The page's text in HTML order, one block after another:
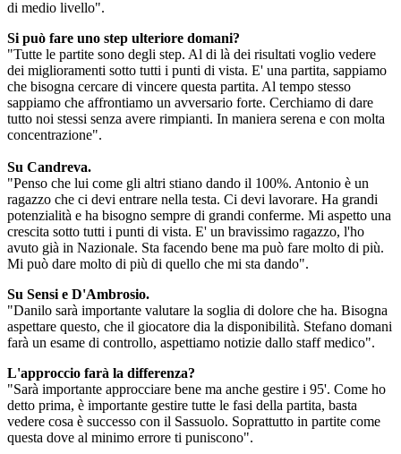
di medio livello".
Si può fare uno step ulteriore domani?
"Tutte le partite sono degli step. Al di là dei risultati voglio vedere
dei miglioramenti sotto tutti i punti di vista. E' una partita, sappiamo
che bisogna cercare di vincere questa partita. Al tempo stesso
sappiamo che affrontiamo un avversario forte. Cerchiamo di dare
tutto noi stessi senza avere rimpianti. In maniera serena e con molta
concentrazione".
Su Candreva.
"Penso che lui come gli altri stiano dando il 100%. Antonio è un
ragazzo che ci devi entrare nella testa. Ci devi lavorare. Ha grandi
potenzialità e ha bisogno sempre di grandi conferme. Mi aspetto una
crescita sotto tutti i punti di vista. E' un bravissimo ragazzo, l'ho
avuto già in Nazionale. Sta facendo bene ma può fare molto di più.
Mi può dare molto di più di quello che mi sta dando".
Su Sensi e D'Ambrosio.
"Danilo sarà importante valutare la soglia di dolore che ha. Bisogna
aspettare questo, che il giocatore dia la disponibilità. Stefano domani
farà un esame di controllo, aspettiamo notizie dallo staff medico".
L'approccio farà la differenza?
"Sarà importante approcciare bene ma anche gestire i 95'. Come ho
detto prima, è importante gestire tutte le fasi della partita, basta
vedere cosa è successo con il Sassuolo. Soprattutto in partite come
questa dove al minimo errore ti puniscono".